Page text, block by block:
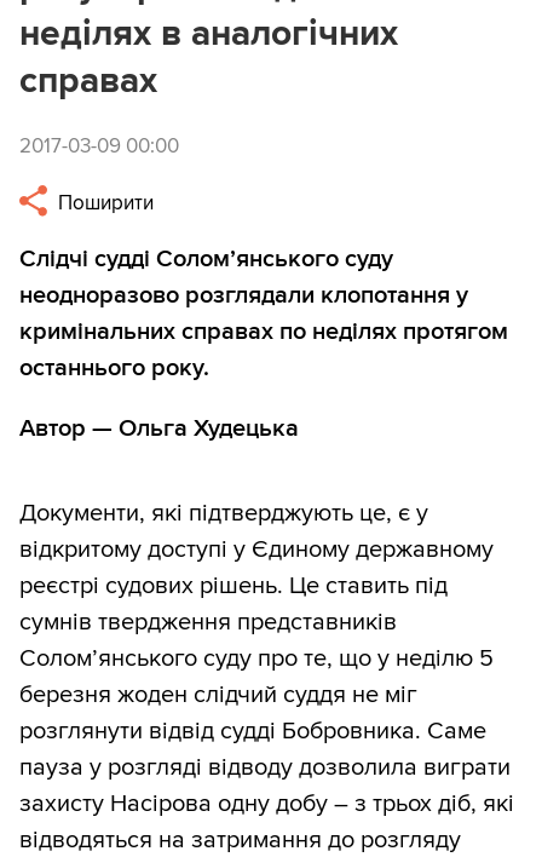
неділях в аналогічних
справах
2017-03-09 00:00
Поширити
Слідчі судді Солом’янського суду
неодноразово розглядали клопотання у
кримінальних справах по неділях протягом
останнього року.
Автор — Ольга Худецька
Документи, які підтверджують це, є у
відкритому доступі у Єдиному державному
реєстрі судових рішень. Це ставить під
сумнів твердження представників
Солом’янського суду про те, що у неділю 5
березня жоден слідчий суддя не міг
розглянути відвід судді Бобровника. Саме
пауза у розгляді відводу дозволила виграти
захисту Насірова одну добу – з трьох діб, які
відводяться на затримання до розгляду